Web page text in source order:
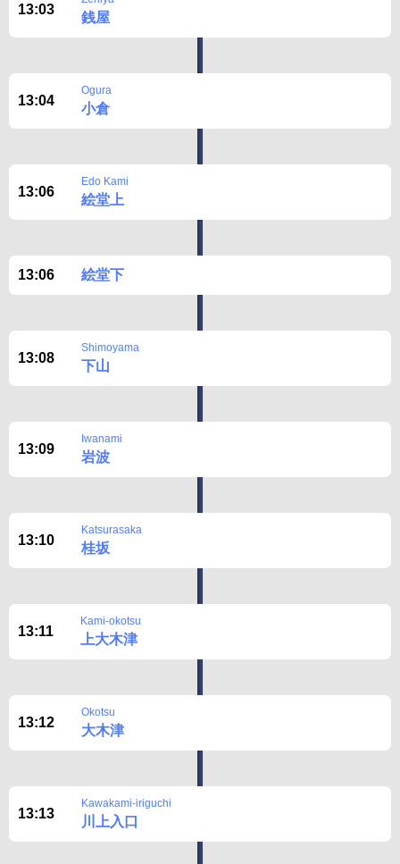
13:03
銭屋
13:04
Ogura
小倉
13:06
Edo Kami
絵堂上
13:06 絵堂下
13:08
Shimoyama
下山
13:09
Iwanami
岩波
13:10
Katsurasaka
桂坂
13:11
Kami-okotsu
上大木津
13:12
Okotsu
大木津
13:13
Kawakami-iriguchi
川上入口